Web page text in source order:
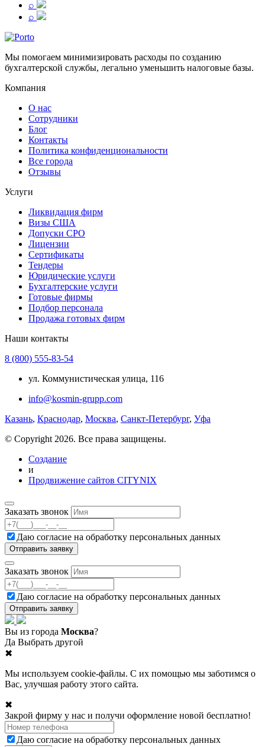
⌕
⌕
Мы помогаем минимизировать расходы по созданию
бухгалтерской службы, легально уменьшить налоговые базы.
Компания
О нас
Сотрудники
Блог
Контакты
Политика конфиденциональности
Все города
Отзывы
Услуги
Ликвидация фирм
Визы США
Допуски СРО
Лицензии
Сертификаты
Тендеры
Юридические услуги
Бухгалтерские услуги
Готовые фирмы
Подбор персонала
Продажа готовых фирм
Наши контакты
8 (800) 555-83-54
ул. Коммунистическая улица, 116
info@kosmin-grupp.com
Казань, Краснодар, Москва, Санкт-Петербург, Уфа
© Copyright 2026. Все права защищены.
Создание
и
Продвижение сайтов CITYNIX
Заказать звонок
Даю согласие на обработку персональных данных
Заказать звонок
Даю согласие на обработку персональных данных
Вы из города Москва?
Да Выбрать другой
✖
Мы используем cookie-файлы. С их помощью мы заботимся о
Вас, улучшая работу этого сайта.
✖
Закрой фирму у нас и получи оформление новой бесплатно!
Даю согласие на обработку персональных данных